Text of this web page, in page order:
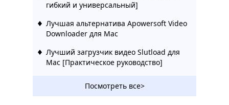
гибкий и универсальный]
Лучшая альтернатива Apowersoft Video
Downloader для Mac
Лучший загрузчик видео Slutload для
Mac [Практическое руководство]
Посмотреть все>